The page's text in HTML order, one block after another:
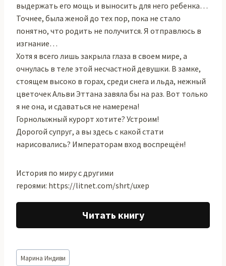
выдержать его мощь и выносить для него ребенка…
Точнее, была женой до тех пор, пока не стало
понятно, что родить не получится. Я отправлюсь в
изгнание…
Хотя я всего лишь закрыла глаза в своем мире, а
очнулась в теле этой несчастной девушки. В замке,
стоящем высоко в горах, среди снега и льда, нежный
цветочек Альви Эттана завяла бы на раз. Вот только
я не она, и сдаваться не намерена!
Горнолыжный курорт хотите? Устроим!
Дорогой супруг, а вы здесь с какой стати
нарисовались? Императорам вход воспрещён!
История по миру с другими
героями: https://litnet.com/shrt/uxep
Читать книгу
Метки
Марина Индиви